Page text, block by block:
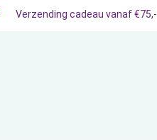
Verzending cadeau vanaf €75,-